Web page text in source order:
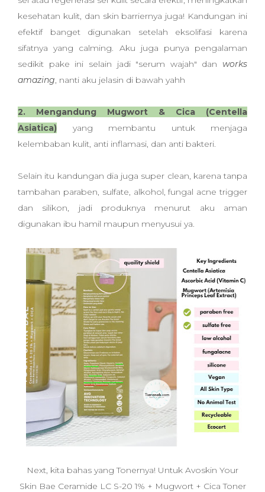
kesehatan kulit, dan skin barriernya juga! Kandungan ini
efektif banget digunakan setelah eksolifasi karena
sifatnya yang calming. Aku juga punya pengalaman
sedikit pake ini selain jadi "serum wajah" dan works
amazing, nanti aku jelasin di bawah yahh
2. Mengandung Mugwort & Cica (Centella
Asiatica)
yang membantu untuk menjaga
kelembaban kulit, anti inflamasi, dan anti bakteri.
Selain itu kandungan dia juga super clean, karena tanpa
tambahan paraben, sulfate, alkohol, fungal acne trigger
dan silikon, jadi produknya menurut aku aman
digunakan ibu hamil maupun menyusui ya.
Next, kita bahas yang Tonernya! Untuk Avoskin Your
Skin Bae Ceramide LC S-20 1% + Mugwort + Cica Toner